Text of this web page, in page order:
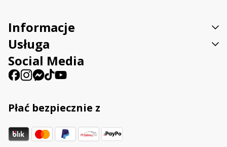
Informacje
Usługa
Social Media
Płać bezpiecznie z